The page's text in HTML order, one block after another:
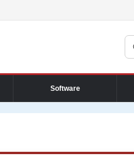
Software